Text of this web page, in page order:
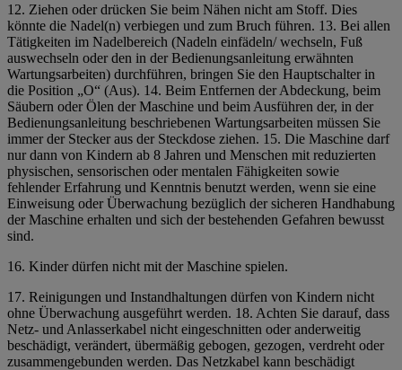
12. Ziehen oder drücken Sie beim Nähen nicht am Stoff. Dies
könnte die Nadel(n) verbiegen und zum Bruch führen. 13. Bei allen
Tätigkeiten im Nadelbereich (Nadeln einfädeln/ wechseln, Fuß
auswechseln oder den in derBedienungsanleitung erwähnten
Wartungsarbeiten) durchführen, bringen Sie den Hauptschalter in
die Position „O“ (Aus). 14. Beim Entfernen der Abdeckung, beim
Säubern oder Ölen der Maschine und beim Ausführen der, in der
Bedienungsanleitung beschriebenen Wartungsarbeiten müssen Sie
immer der Stecker aus der Steckdose ziehen. 15. Die Maschine darf
nur dann von Kindern ab 8 Jahren und Menschen mit reduzierten
physischen, sensorischen oder mentalen Fähigkeiten sowie
fehlender Erfahrung und Kenntnis benutzt werden, wenn sie eine
Einweisung oder Überwachung bezüglich der sicheren Handhabung
der Maschine erhalten und sich der bestehenden Gefahren bewusst
sind.
16. Kinder dürfen nicht mit der Maschine spielen.
17. Reinigungen und Instandhaltungen dürfen von Kindern nicht
ohne Überwachung ausgeführt werden. 18. Achten Sie darauf, dass
Netz- und Anlasserkabel nicht eingeschnitten oder anderweitig
beschädigt, verändert, übermäßig gebogen, gezogen, verdreht oder
zusammengebunden werden. Das Netzkabel kann beschädigt